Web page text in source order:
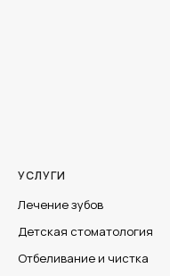
УСЛУГИ
Лечение зубов
Детская стоматология
Отбеливание и чистка